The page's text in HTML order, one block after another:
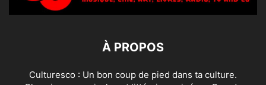
À PROPOS
Culturesco : Un bon coup de pied dans ta culture.